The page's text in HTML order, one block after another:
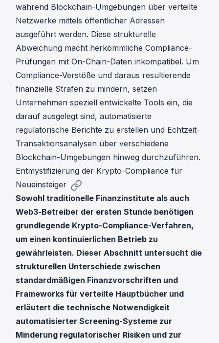
während Blockchain-Umgebungen über verteilte
Netzwerke mittels öffentlicher Adressen
ausgeführt werden. Diese strukturelle
Abweichung macht herkömmliche Compliance-
Prüfungen mit On-Chain-Daten inkompatibel. Um
Compliance-Verstöße und daraus resultierende
finanzielle Strafen zu mindern, setzen
Unternehmen speziell entwickelte Tools ein, die
darauf ausgelegt sind, automatisierte
regulatorische Berichte zu erstellen und Echtzeit-
Transaktionsanalysen über verschiedene
Blockchain-Umgebungen hinweg durchzuführen.
Entmystifizierung der Krypto-Compliance für
Neueinsteiger
Sowohl traditionelle Finanzinstitute als auch
Web3-Betreiber der ersten Stunde benötigen
grundlegende Krypto-Compliance-Verfahren,
um einen kontinuierlichen Betrieb zu
gewährleisten. Dieser Abschnitt untersucht die
strukturellen Unterschiede zwischen
standardmäßigen Finanzvorschriften und
Frameworks für verteilte Hauptbücher und
erläutert die technische Notwendigkeit
automatisierter Screening-Systeme zur
Minderung regulatorischer Risiken und zur